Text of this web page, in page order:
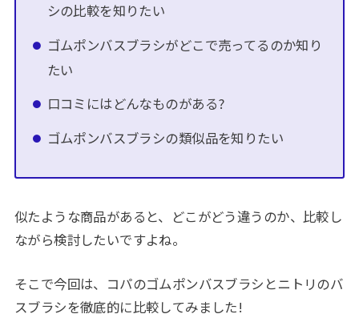
シの比較を知りたい
ゴムポンバスブラシがどこで売ってるのか知り
たい
口コミにはどんなものがある?
ゴムポンバスブラシの類似品を知りたい
似たような商品があると、どこがどう違うのか、比較し
ながら検討したいですよね。
そこで今回は、コパのゴムポンバスブラシとニトリのバ
スブラシを徹底的に比較してみました!